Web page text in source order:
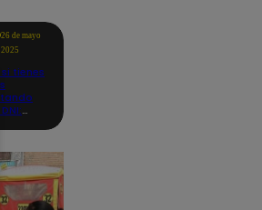
26 de mayo
2025
si tienes